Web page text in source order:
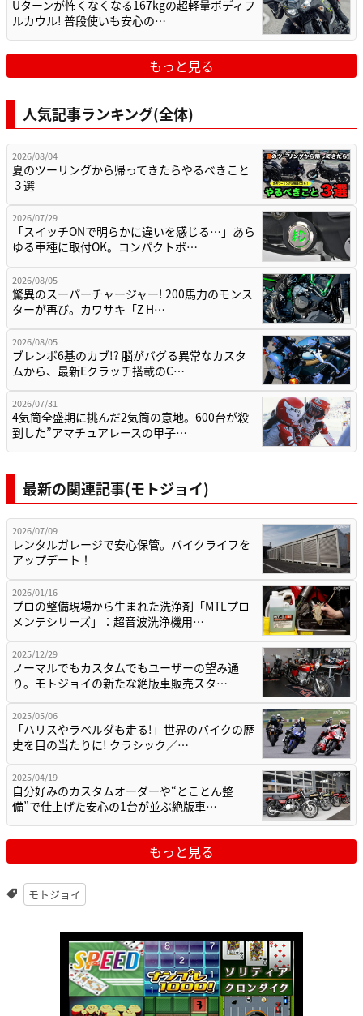
Uターンが怖くなくなる167kgの超軽量ボディフ
ルカウル! 普段使いも安心の…
もっと見る
人気記事ランキング(全体)
2026/08/04
夏のツーリングから帰ってきたらやるべきこと
３選
2026/07/29
「スイッチONで明らかに違いを感じる…」あら
ゆる車種に取付OK。コンパクトボ…
2026/08/05
驚異のスーパーチャージャー! 200馬力のモンス
ターが再び。カワサキ「Z H…
2026/08/05
ブレンボ6基のカブ!? 脳がバグる異常なカスタ
ムから、最新Eクラッチ搭載のC…
2026/07/31
4気筒全盛期に挑んだ2気筒の意地。600台が殺
到した”アマチュアレースの甲子…
最新の関連記事(モトジョイ)
2026/07/09
レンタルガレージで安心保管。バイクライフを
アップデート！
2026/01/16
プロの整備現場から生まれた洗浄剤「MTLプロ
メンテシリーズ」：超音波洗浄機用…
2025/12/29
ノーマルでもカスタムでもユーザーの望み通
り。モトジョイの新たな絶版車販売スタ…
2025/05/06
「ハリスやラベルダも走る!」世界のバイクの歴
史を目の当たりに! クラシック／…
2025/04/19
自分好みのカスタムオーダーや“とことん整
備”で仕上げた安心の1台が並ぶ絶版車…
もっと見る
モトジョイ